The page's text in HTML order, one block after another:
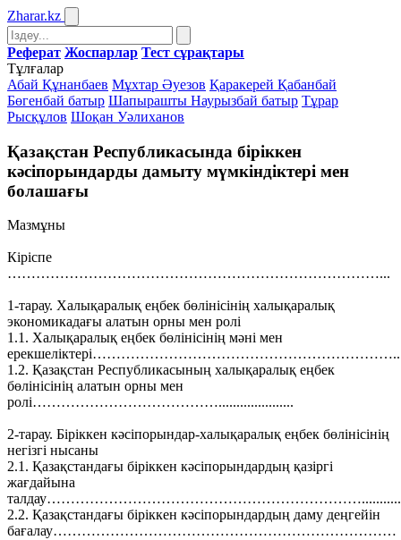
Zharar.kz
Реферат Жоспарлар Тест сұрақтары
Тұлғалар
Абай Құнанбаев Мұхтар Әуезов Қаракерей Қабанбай
Бөгенбай батыр Шапырашты Наурызбай батыр Тұрар
Рысқұлов Шоқан Уәлиханов
Қазақстан Республикасында біріккен
кәсіпорындарды дамыту мүмкіндіктері мен
болашағы
Мазмұны
Кіріспе
……………………………………………………………………...
1-тарау. Халықаралық еңбек бөлінісінің халықаралық
экономикадағы алатын орны мен ролі
1.1. Халықаралық еңбек бөлінісінің мәні мен
1.2. Қазақстан Республикасының халықаралық еңбек
бөлінісінің алатын орны мен
ролі………………………………….....................
2-тарау. Біріккен кәсіпорындар-халықаралық еңбек бөлінісінің
негізгі нысаны
2.1. Қазақстандағы біріккен кәсіпорындардың қазіргі
жағдайына
талдау…………………………………………………………...........
2.2. Қазақстандағы біріккен кәсіпорындардың даму деңгейін
бағалау………………………………………………………………